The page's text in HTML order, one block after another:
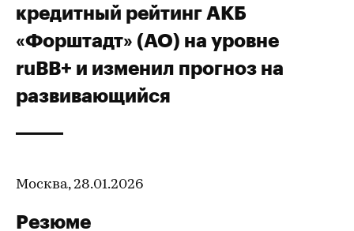
кредитный рейтинг АКБ
«Форштадт» (АО) на уровне
ruВB+ и изменил прогноз на
развивающийся
Москва, 28.01.2026
Резюме